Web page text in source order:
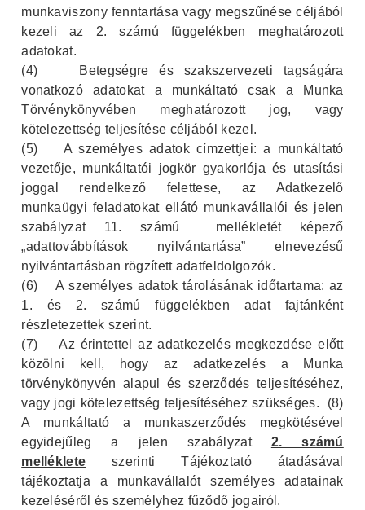
munkaviszony fenntartása vagy megszűnése céljából
kezeli az 2. számú függelékben meghatározott
adatokat.
(4)
Betegségre és szakszervezeti tagságára
vonatkozó adatokat a munkáltató csak a Munka
Törvénykönyvében meghatározott jog, vagy
kötelezettség teljesítése céljából kezel.
(5)
A személyes adatok címzettjei: a munkáltató
vezetője, munkáltatói jogkör gyakorlója és utasítási
joggal rendelkező felettese, az Adatkezelő
munkaügyi feladatokat ellátó munkavállalói és jelen
szabályzat 11. számú mellékletét képező
„adattovábbítások nyilvántartása” elnevezésű
nyilvántartásban rögzített adatfeldolgozók.
(6)
A személyes adatok tárolásának időtartama: az
1. és 2. számú függelékben adat fajtánként
részletezettek szerint.
(7)
Az érintettel az adatkezelés megkezdése előtt
közölni kell, hogy az adatkezelés a Munka
törvénykönyvén alapul és szerződés teljesítéséhez,
vagy jogi kötelezettség teljesítéséhez szükséges. (8)
A munkáltató a munkaszerződés megkötésével
egyidejűleg a jelen szabályzat 2. számú
melléklete szerinti Tájékoztató átadásával
tájékoztatja a munkavállalót személyes adatainak
kezeléséről és személyhez fűződő jogairól.